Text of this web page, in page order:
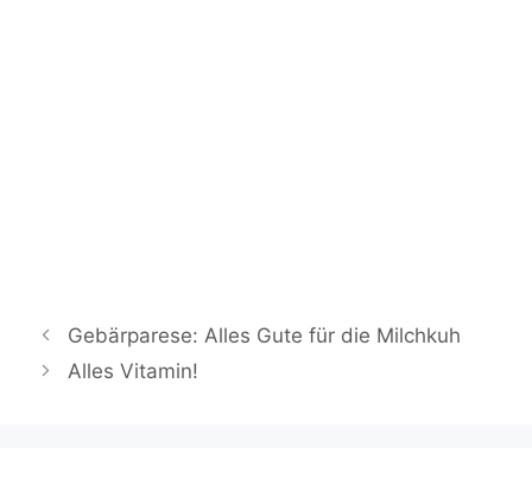
Gebärparese: Alles Gute für die Milchkuh
Alles Vitamin!